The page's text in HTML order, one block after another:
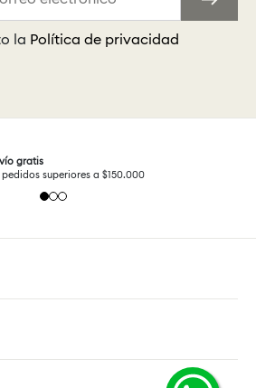
la Política de privacidad
gratis
pedidos superiores a $150.000